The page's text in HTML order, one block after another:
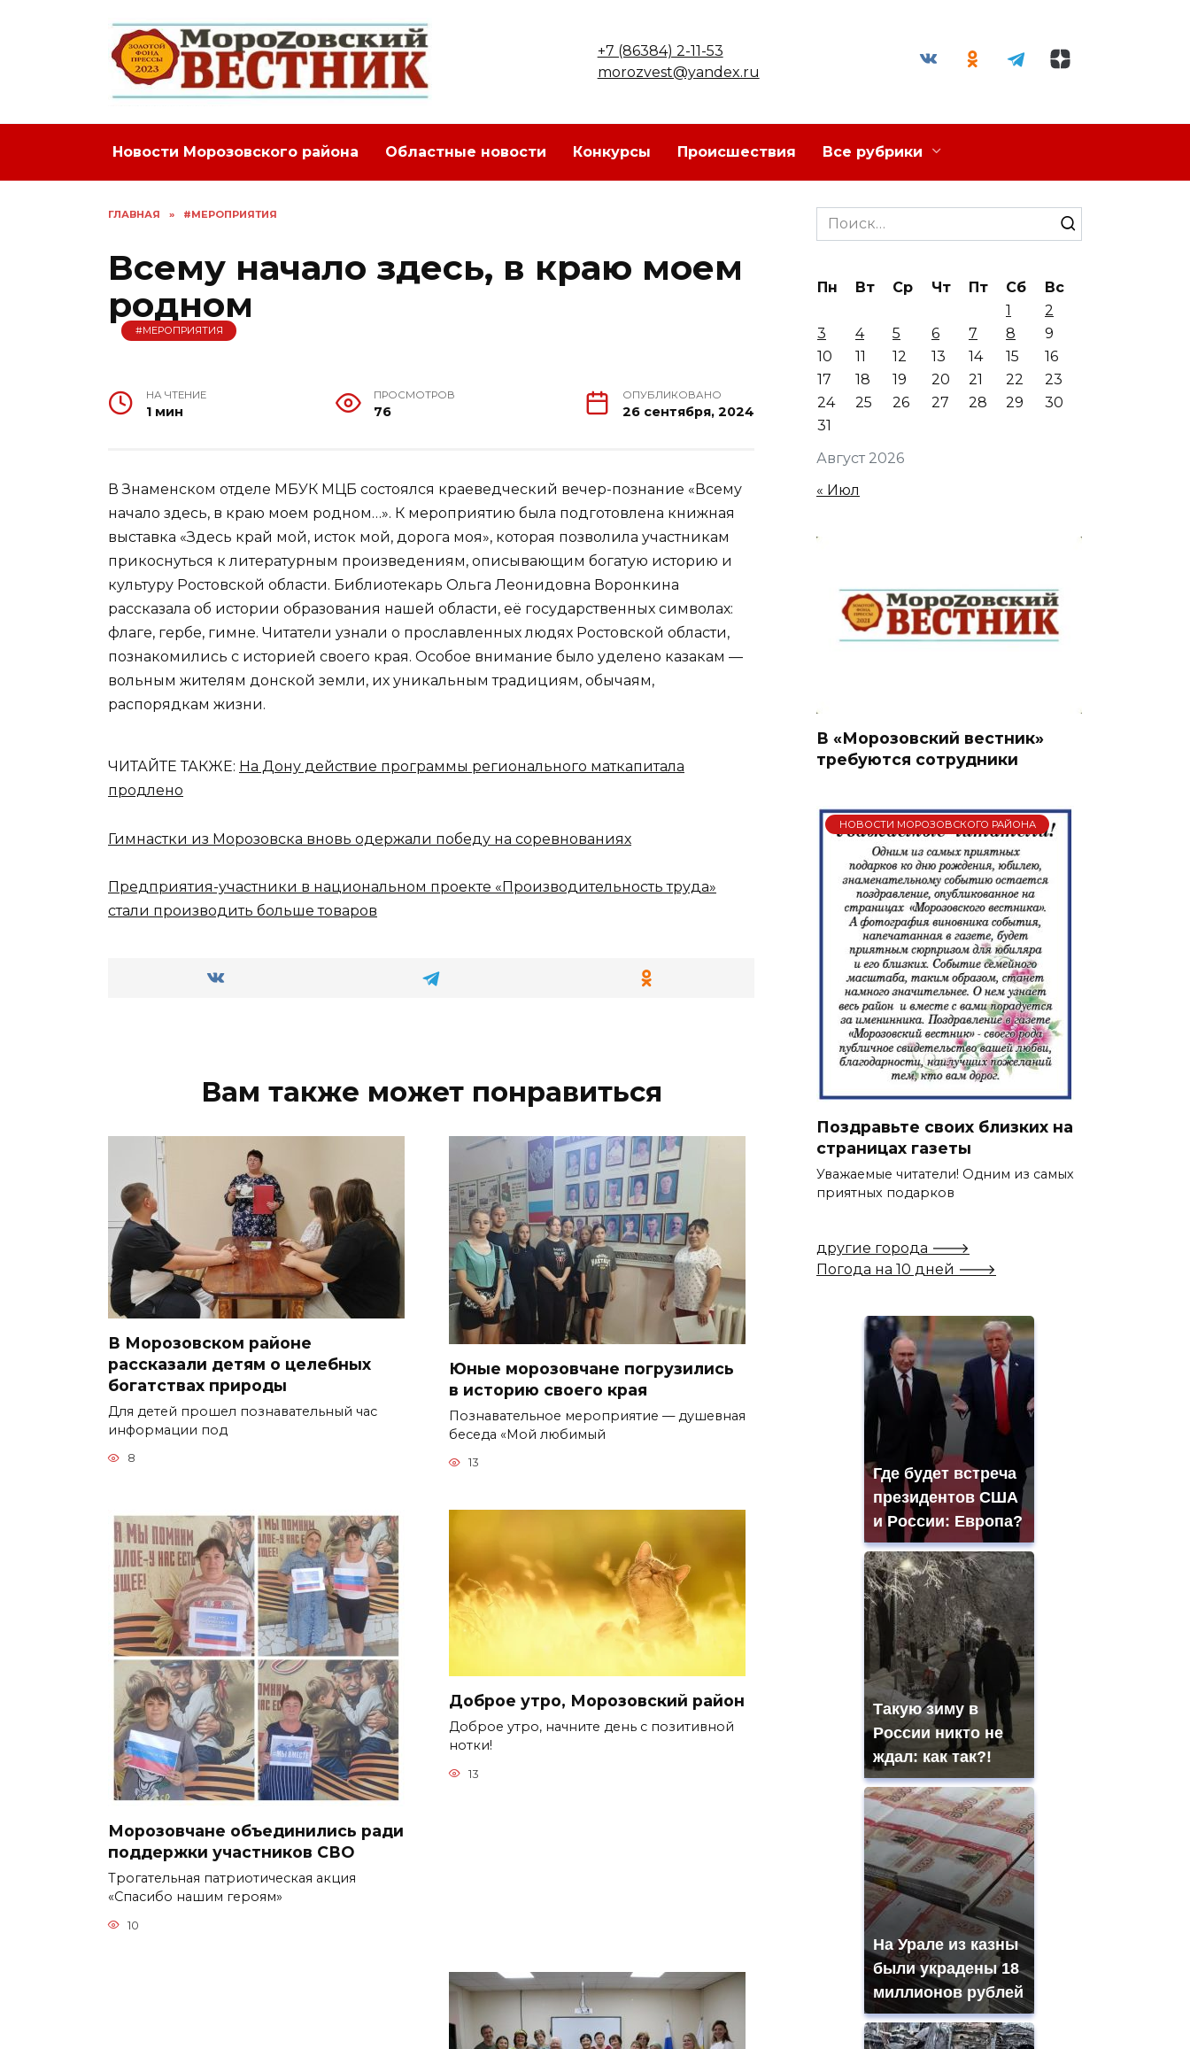
+7 (86384) 2-11-53
morozvest@yandex.ru
Новости Морозовского района Областные новости Конкурсы Происшествия Все рубрики
ГЛАВНАЯ » #МЕРОПРИЯТИЯ
Всему начало здесь, в краю моем
родном
#МЕРОПРИЯТИЯ
НА ЧТЕНИЕ
1 мин
ПРОСМОТРОВ
76
ОПУБЛИКОВАНО
26 сентября, 2024
В Знаменском отделе МБУК МЦБ состоялся краеведческий вечер-познание «Всему
начало здесь, в краю моем родном…». К мероприятию была подготовлена книжная
выставка «Здесь край мой, исток мой, дорога моя», которая позволила участникам
прикоснуться к литературным произведениям, описывающим богатую историю и
культуру Ростовской области. Библиотекарь Ольга Леонидовна Воронкина
рассказала об истории образования нашей области, её государственных символах:
флаге, гербе, гимне. Читатели узнали о прославленных людях Ростовской области,
познакомились с историей своего края. Особое внимание было уделено казакам —
вольным жителям донской земли, их уникальным традициям, обычаям,
распорядкам жизни.
ЧИТАЙТЕ ТАКЖЕ: На Дону действие программы регионального маткапитала
продлено
Гимнастки из Морозовска вновь одержали победу на соревнованиях
Предприятия-участники в национальном проекте «Производительность труда»
стали производить больше товаров
Вам также может понравиться
В Морозовском районе
рассказали детям о целебных
богатствах природы
Для детей прошел познавательный час
информации под
8
Юные морозовчане погрузились
в историю своего края
Познавательное мероприятие — душевная
беседа «Мой любимый
13
Морозовчане объединились ради
поддержки участников СВО
Трогательная патриотическая акция
«Спасибо нашим героям»
10
Доброе утро, Морозовский район
Доброе утро, начните день с позитивной
нотки!
13
Search
for:
Август 2026
Пн Вт Ср Чт Пт Сб
Вс
1
2
3
4 5 6 7 8
9
10
11 12 13 14 15
16
17
18 19 20 21 22
23
24
25 26 27 28 29
30
31
« Июл
В «Морозовский вестник»
требуются сотрудники
НОВОСТИ МОРОЗОВСКОГО РАЙОНА
Поздравьте своих близких на
страницах газеты
Уважаемые читатели! Одним из самых
приятных подарков
другие города 🡒
Погода на 10 дней 🡒
Где будет встреча
президентов США
и России: Европа?
Такую зиму в
России никто не
ждал: как так?!
На Урале из казны
были украдены 18
миллионов рублей